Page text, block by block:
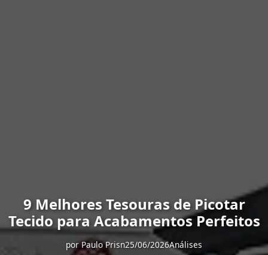
9 Melhores Tesouras de Picotar
Tecido para Acabamentos Perfeitos
porPaulo Prisn25/06/2026Análises